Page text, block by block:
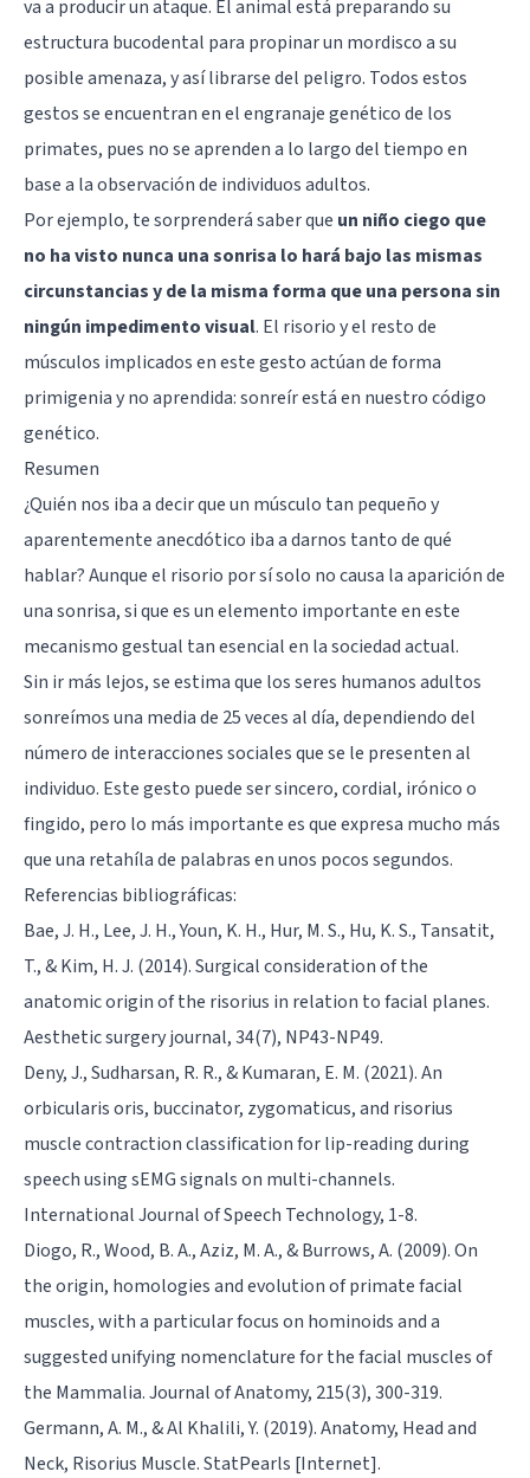
va a producir un ataque. El animal está preparando su
estructura bucodental para propinar un mordisco a su
posible amenaza, y así librarse del peligro. Todos estos
gestos se encuentran en el engranaje genético de los
primates, pues no se aprenden a lo largo del tiempo en
base a la observación de individuos adultos.
Por ejemplo, te sorprenderá saber que un niño ciego que
no ha visto nunca una sonrisa lo hará bajo las mismas
circunstancias y de la misma forma que una persona sin
ningún impedimento visual. El risorio y el resto de
músculos implicados en este gesto actúan de forma
primigenia y no aprendida: sonreír está en nuestro código
genético.
Resumen
¿Quién nos iba a decir que un músculo tan pequeño y
aparentemente anecdótico iba a darnos tanto de qué
hablar? Aunque el risorio por sí solo no causa la aparición de
una sonrisa, si que es un elemento importante en este
mecanismo gestual tan esencial en la sociedad actual.
Sin ir más lejos, se estima que los seres humanos adultos
sonreímos una media de 25 veces al día, dependiendo del
número de interacciones sociales que se le presenten al
individuo. Este gesto puede ser sincero, cordial, irónico o
fingido, pero lo más importante es que expresa mucho más
que una retahíla de palabras en unos pocos segundos.
Referencias bibliográficas:
Bae, J. H., Lee, J. H., Youn, K. H., Hur, M. S., Hu, K. S., Tansatit,
T., & Kim, H. J. (2014). Surgical consideration of the
anatomic origin of the risorius in relation to facial planes.
Aesthetic surgery journal, 34(7), NP43-NP49.
Deny, J., Sudharsan, R. R., & Kumaran, E. M. (2021). An
orbicularis oris, buccinator, zygomaticus, and risorius
muscle contraction classification for lip-reading during
speech using sEMG signals on multi-channels.
International Journal of Speech Technology, 1-8.
Diogo, R., Wood, B. A., Aziz, M. A., & Burrows, A. (2009). On
the origin, homologies and evolution of primate facial
muscles, with a particular focus on hominoids and a
suggested unifying nomenclature for the facial muscles of
the Mammalia. Journal of Anatomy, 215(3), 300-319.
Germann, A. M., & Al Khalili, Y. (2019). Anatomy, Head and
Neck, Risorius Muscle. StatPearls [Internet].